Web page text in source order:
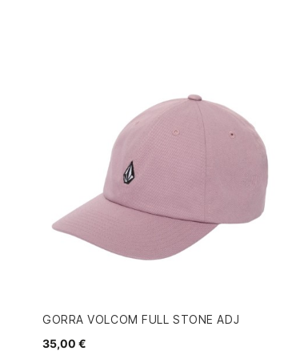
GORRA VOLCOM FULL STONE ADJ
35,00 €